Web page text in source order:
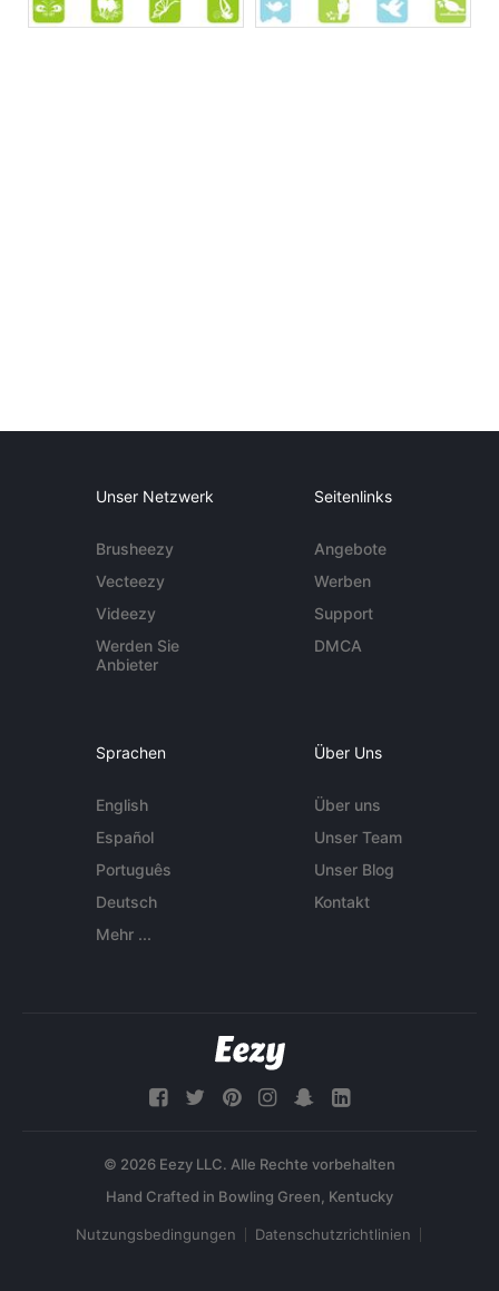
Unser Netzwerk
Brusheezy
Vecteezy
Videezy
Werden Sie
Anbieter
Seitenlinks
Angebote
Werben
Support
DMCA
Sprachen
English
Español
Português
Deutsch
Mehr ...
Über Uns
Über uns
Unser Team
Unser Blog
Kontakt
© 2026 Eezy LLC. Alle Rechte vorbehalten
Nutzungsbedingungen Datenschutzrichtlinien